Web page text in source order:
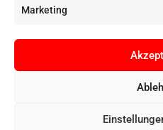
Marketing
Copyright © Digital Camera Graz
Commerce by